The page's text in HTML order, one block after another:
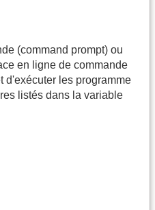
(command prompt) ou
en ligne de commande
d'exécuter les programme
listés dans la variable